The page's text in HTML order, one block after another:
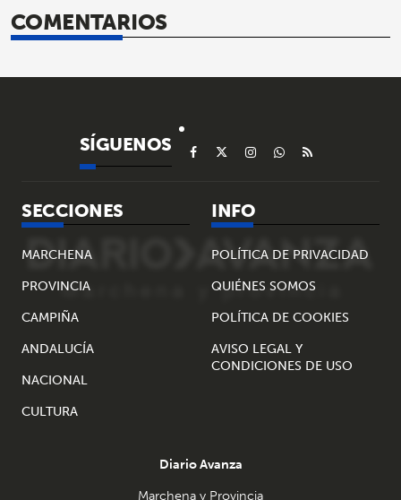
COMENTARIOS
SÍGUENOS
SECCIONES
MARCHENA
PROVINCIA
CAMPIÑA
ANDALUCÍA
NACIONAL
CULTURA
INFO
POLÍTICA DE PRIVACIDAD
QUIÉNES SOMOS
POLÍTICA DE COOKIES
AVISO LEGAL Y
CONDICIONES DE USO
Diario Avanza
Marchena y Provincia